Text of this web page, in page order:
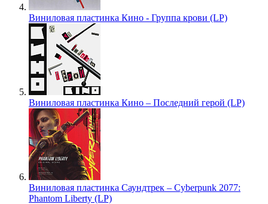
Виниловая пластинка Кино - Группа крови (LP)
Виниловая пластинка Кино – Последний герой (LP)
Виниловая пластинка Саундтрек – Cyberpunk 2077:
Phantom Liberty (LP)